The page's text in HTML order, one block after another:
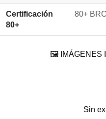
Certificación
80+
80+
🖼️ IMÁGENES
Sin